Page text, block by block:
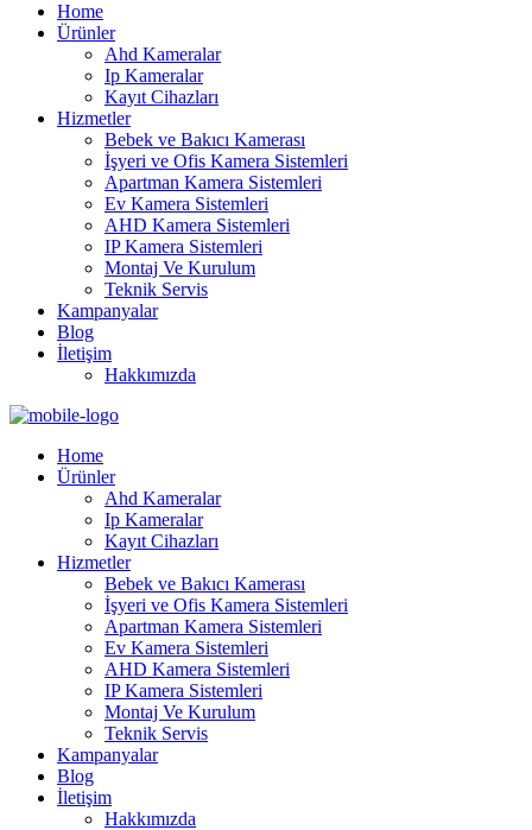
Home
Ürünler
Ahd Kameralar
Ip Kameralar
Kayıt Cihazları
Hizmetler
Bebek ve Bakıcı Kamerası
İşyeri ve Ofis Kamera Sistemleri
Apartman Kamera Sistemleri
Ev Kamera Sistemleri
AHD Kamera Sistemleri
IP Kamera Sistemleri
Montaj Ve Kurulum
Teknik Servis
Kampanyalar
Blog
İletişim
Hakkımızda
Home
Ürünler
Ahd Kameralar
Ip Kameralar
Kayıt Cihazları
Hizmetler
Bebek ve Bakıcı Kamerası
İşyeri ve Ofis Kamera Sistemleri
Apartman Kamera Sistemleri
Ev Kamera Sistemleri
AHD Kamera Sistemleri
IP Kamera Sistemleri
Montaj Ve Kurulum
Teknik Servis
Kampanyalar
Blog
İletişim
Hakkımızda